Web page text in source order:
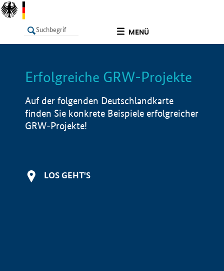
MENÜ
LISTE Info
Erfolgreiche GRW-Projekte
Auf der folgenden Deutschlandkarte
finden Sie konkrete Beispiele erfolgreicher
GRW-Projekte!
LOS GEHT'S